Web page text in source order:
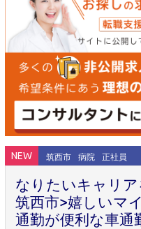
NEW 筑西市 病院 正社員
なりたいキャリ
筑西市>嬉しいマ
通勤が便利な車